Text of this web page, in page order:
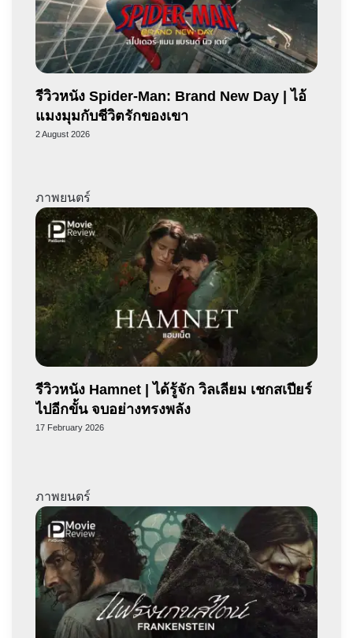
รีวิวหนัง Spider-Man: Brand New Day | ไอ้
แมงมุมกับชีวิตรักของเขา
2 August 2026
ภาพยนตร์
รีวิวหนัง Hamnet | ได้รู้จัก วิลเลียม เชกสเปียร์
ไปอีกขั้น จบอย่างทรงพลัง
17 February 2026
ภาพยนตร์